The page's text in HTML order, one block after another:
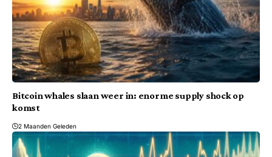
Bitcoin whales slaan weer in: enorme supply shock op
komst
2 Maanden Geleden